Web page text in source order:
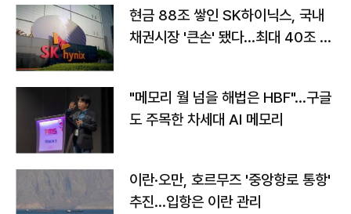
현금 88조 쌓인 SK하이닉스, 국내
채권시장 '큰손' 됐다…최대 40조 투
"메모리 월 넘을 해법은 HBF"…구글
도 주목한 차세대 AI 메모리
이란·오만, 호르무즈 '중앙항로 통항'
추진…입항은 이란 관리